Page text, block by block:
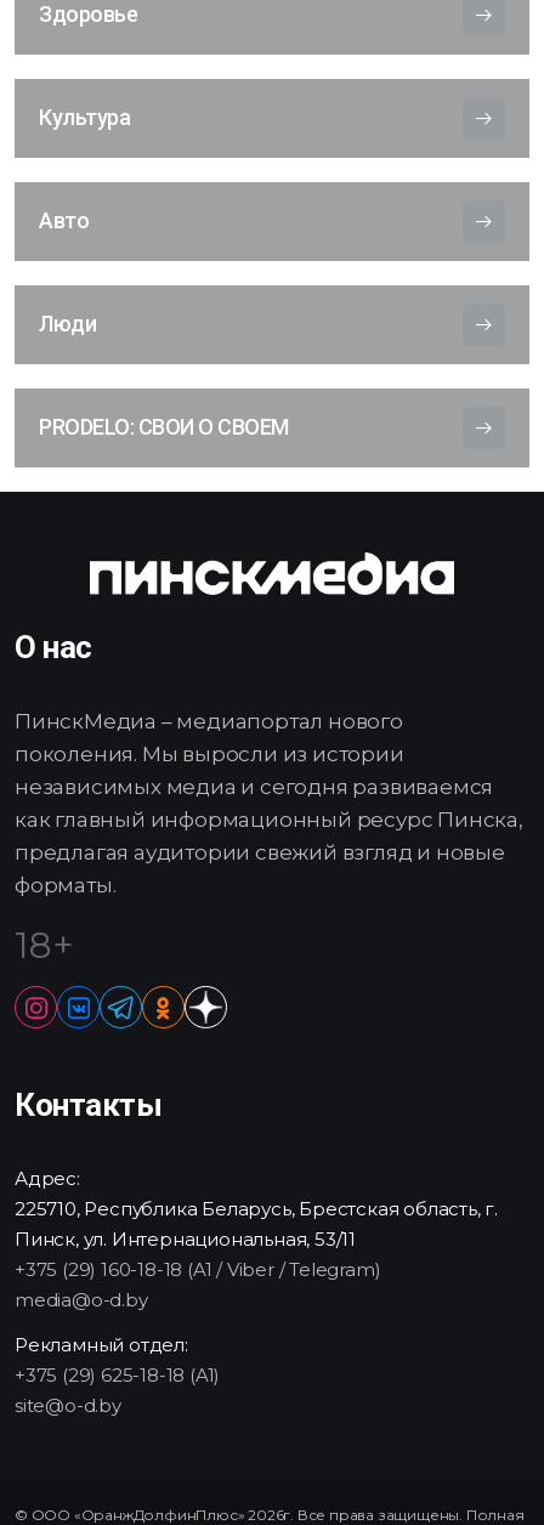
Здоровье
Культура
Авто
Люди
PRODELO: СВОИ О СВОЕМ
О нас
ПинскМедиа – медиапортал нового
поколения. Мы выросли из истории
независимых медиа и сегодня развиваемся
как главный информационный ресурс Пинска,
предлагая аудитории свежий взгляд и новые
форматы.
18+
Контакты
Адрес:
225710, Республика Беларусь, Брестская область, г.
Пинск, ул. Интернациональная, 53/11
+375 (29) 160-18-18 (A1 / Viber / Telegram)
media@o-d.by
Рекламный отдел:
+375 (29) 625-18-18 (A1)
site@o-d.by
© ООО «ОранжДолфинПлюс» 2026г. Все права защищены. Полная